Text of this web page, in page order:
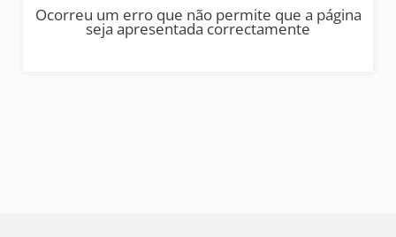
Ocorreu um erro que não permite que a página
seja apresentada correctamente